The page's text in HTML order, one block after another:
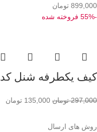
899,000 تومان
-55%
فروخته شده
کیف یکطرفه شنل کد 1141
297,000 تومان 135,000 تومان
روش های ارسال